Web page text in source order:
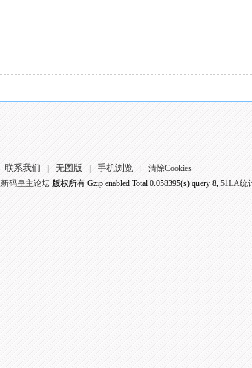
联系我们 无图版 手机浏览
清除Cookies
码皇主论坛版权所有 Gzip enabled Total 0.058395(s) query 8, 51LA统